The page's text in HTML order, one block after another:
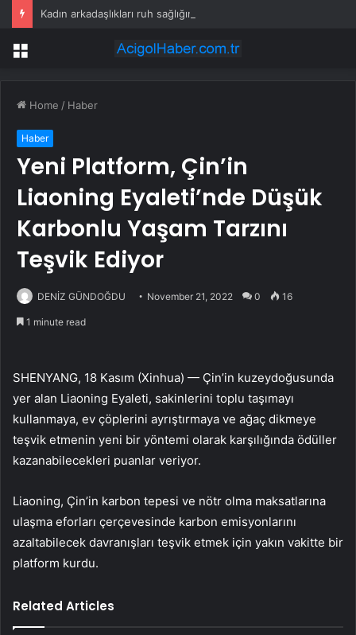
Kadın arkadaşlıkları ruh sağlığını güçlendiriyor
Menu
Home / Haber
Haber
Yeni Platform, Çin’in
Liaoning Eyaleti’nde Düşük
Karbonlu Yaşam Tarzını
Teşvik Ediyor
DENİZ GÜNDOĞDU November 21, 2022 0 16
1 minute read
SHENYANG, 18 Kasım (Xinhua) — Çin’in kuzeydoğusunda
yer alan Liaoning Eyaleti, sakinlerini toplu taşımayı
kullanmaya, ev çöplerini ayrıştırmaya ve ağaç dikmeye
teşvik etmenin yeni bir yöntemi olarak karşılığında ödüller
kazanabilecekleri puanlar veriyor.
Liaoning, Çin’in karbon tepesi ve nötr olma maksatlarına
ulaşma eforları çerçevesinde karbon emisyonlarını
azaltabilecek davranışları teşvik etmek için yakın vakitte bir
platform kurdu.
Related Articles